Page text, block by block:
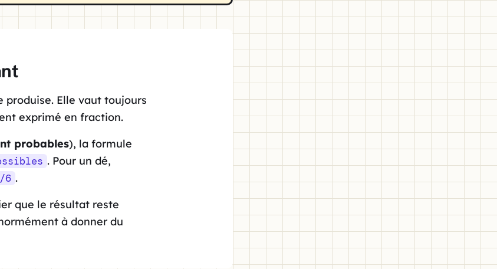
produise. Elle vaut toujours
exprimé en fraction.
probables), la formule
. Pour un dé,
6 .
que le résultat reste
à donner du